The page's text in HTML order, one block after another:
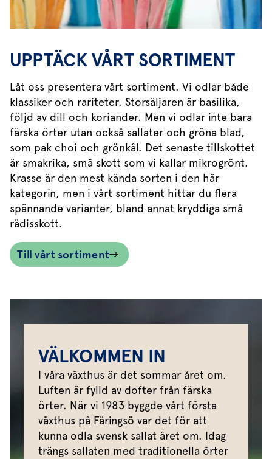
UPPTÄCK VÅRT SORTIMENT
Låt oss presentera vårt sortiment. Vi odlar både
klassiker och rariteter. Storsäljaren är basilika,
följd av dill och koriander. Men vi odlar inte bara
färska örter utan också sallater och gröna blad,
som pak choi och grönkål. Det senaste tillskottet
är smakrika, små skott som vi kallar mikrogrönt.
Krasse är den mest kända sorten i den här
kategorin, men i vårt sortiment hittar du flera
spännande varianter, bland annat kryddiga små
rädisskott.
Till vårt sortiment
VÄLKOMMEN IN
I våra växthus är det sommar året om.
Luften är fylld av dofter från färska
örter. När vi 1983 byggde vårt första
växthus på Färingsö var det för att
kunna odla svensk sallat året om. Idag
trängs sallaten med traditionella örter